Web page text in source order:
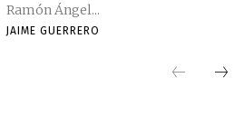
Ramón Ángel...
JAIME GUERRERO